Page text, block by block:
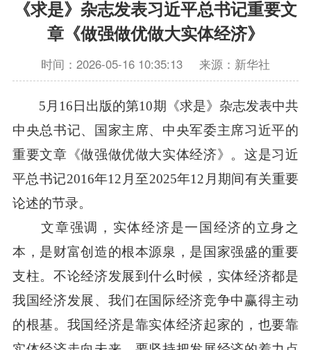
《求是》杂志发表习近平总书记重要文
章《做强做优做大实体经济》
时间：2026-05-16 10:35:13 来源：新华社
5月16日出版的第10期《求是》杂志发表中共
中央总书记、国家主席、中央军委主席习近平的
重要文章《做强做优做大实体经济》。这是习近
平总书记2016年12月至2025年12月期间有关重要
论述的节录。
文章强调，实体经济是一国经济的立身之
本，是财富创造的根本源泉，是国家强盛的重要
支柱。不论经济发展到什么时候，实体经济都是
我国经济发展、我们在国际经济竞争中赢得主动
的根基。我国经济是靠实体经济起家的，也要靠